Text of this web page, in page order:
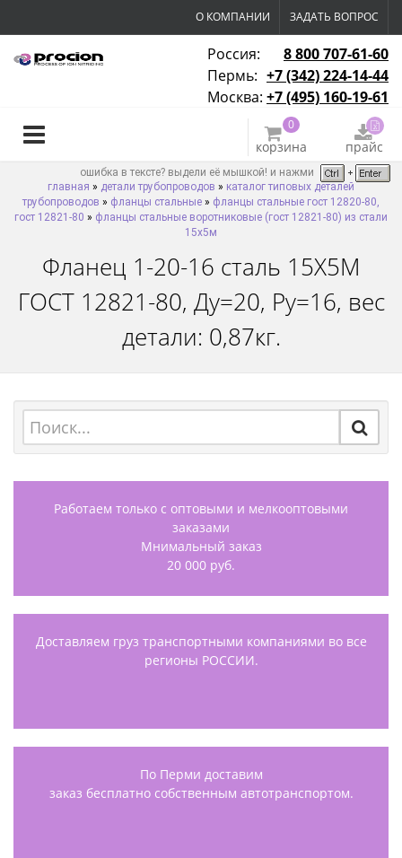
О КОМПАНИИ ЗАДАТЬ ВОПРОС
Россия:
8 800 707-61-60
Пермь: +7 (342) 224-14-44
Москва: +7 (495) 160-19-61
0
корзина прайс
ошибка в тексте? выдели её мышкой! и нажми
главная » детали трубопроводов » каталог типовых деталей
трубопроводов » фланцы стальные » фланцы стальные гост 12820-80,
гост 12821-80 » фланцы стальные воротниковые (гост 12821-80) из стали
15х5м
Фланец 1-20-16 сталь 15Х5М
ГОСТ 12821-80, Ду=20, Ру=16, вес
детали: 0,87кг.
Работаем только с оптовыми и мелкооптовыми
заказами
Мнимальный заказ
20 000 руб.
Доставляем груз транспортными компаниями во все
регионы РОССИИ.
По Перми доставим
заказ бесплатно собственным автотранспортом.